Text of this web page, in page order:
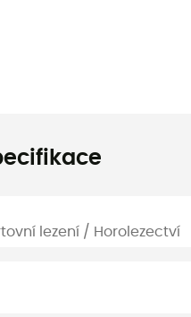
lezení / Horolezectví